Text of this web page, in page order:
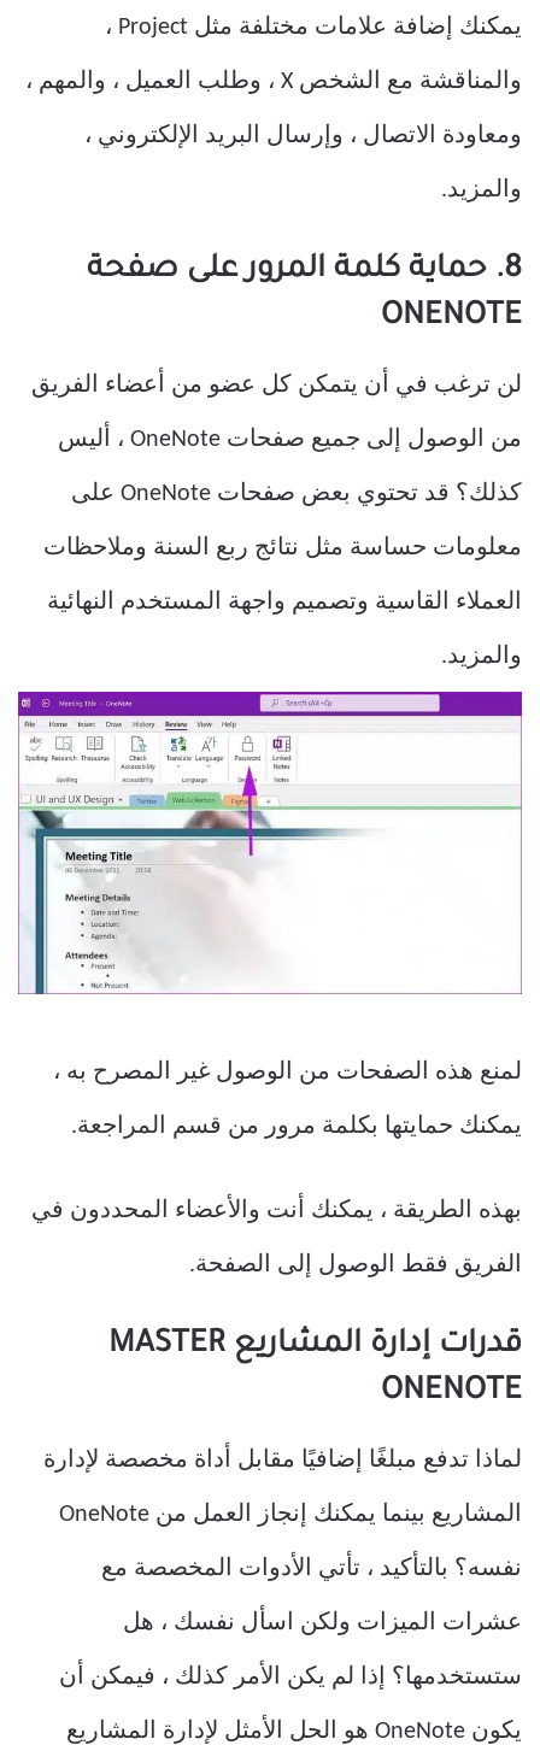
يمكنك إضافة علامات مختلفة مثل Project ،
والمناقشة مع الشخص X ، وطلب العميل ، والمهم ،
ومعاودة الاتصال ، وإرسال البريد الإلكتروني ،
والمزيد.
8. حماية كلمة المرور على صفحة
ONENOTE
لن ترغب في أن يتمكن كل عضو من أعضاء الفريق
من الوصول إلى جميع صفحات OneNote ، أليس
كذلك؟ قد تحتوي بعض صفحات OneNote على
معلومات حساسة مثل نتائج ربع السنة وملاحظات
العملاء القاسية وتصميم واجهة المستخدم النهائية
والمزيد.
لمنع هذه الصفحات من الوصول غير المصرح به ،
يمكنك حمايتها بكلمة مرور من قسم المراجعة.
بهذه الطريقة ، يمكنك أنت والأعضاء المحددون في
الفريق فقط الوصول إلى الصفحة.
قدرات إدارة المشاريع MASTER
ONENOTE
لماذا تدفع مبلغًا إضافيًا مقابل أداة مخصصة لإدارة
المشاريع بينما يمكنك إنجاز العمل من OneNote
نفسه؟ بالتأكيد ، تأتي الأدوات المخصصة مع
عشرات الميزات ولكن اسأل نفسك ، هل
ستستخدمها؟ إذا لم يكن الأمر كذلك ، فيمكن أن
يكون OneNote هو الحل الأمثل لإدارة المشاريع